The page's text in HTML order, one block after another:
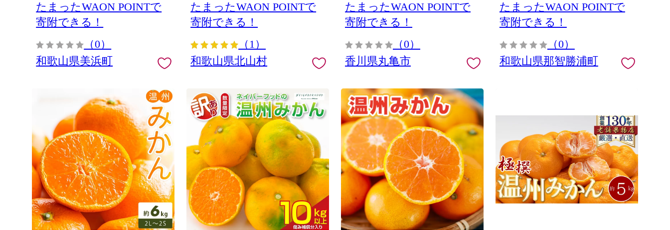
たまったWAON POINTで
寄附できる！
（0）
和歌山県美浜町
たまったWAON POINTで
寄附できる！
（1）
和歌山県北山村
たまったWAON POINTで
寄附できる！
（0）
香川県丸亀市
たまったWAON POINTで
寄附できる！
（0）
和歌山県那智勝浦町